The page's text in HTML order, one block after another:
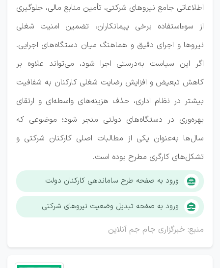
اطلاعاتی جامع نیرو‌های شرکتی، تأمین منابع مالی، جلوگیری
از سوءاستفاده برخی پیمانکاران، تضمین امنیت شغلی
نیرو‌ها و اجرای دقیق و هماهنگ میان دستگاه‌های اجرایی.
اگر این سیاست به‌درستی اجرا شود، می‌تواند علاوه بر
کاهش تبعیض و افزایش رضایت شغلی کارکنان به شفافیت
بیشتر در نظام اداری، حذف هزینه‌های واسطه‌ای و ارتقای
بهره‌وری در دستگاه‌های دولتی منجر شود؛ موضوعی که
سال‌ها به‌عنوان یکی از مطالبات اصلی کارکنان شرکتی و
تشکل‌های کارگری مطرح بوده است.
ورود به صفحه طرح ساماندهی کارکنان دولت
ورود به صفحه تبدیل وضعیت نیروهای شرکتی
منبع: خبرگزاری جام جم آنلاین